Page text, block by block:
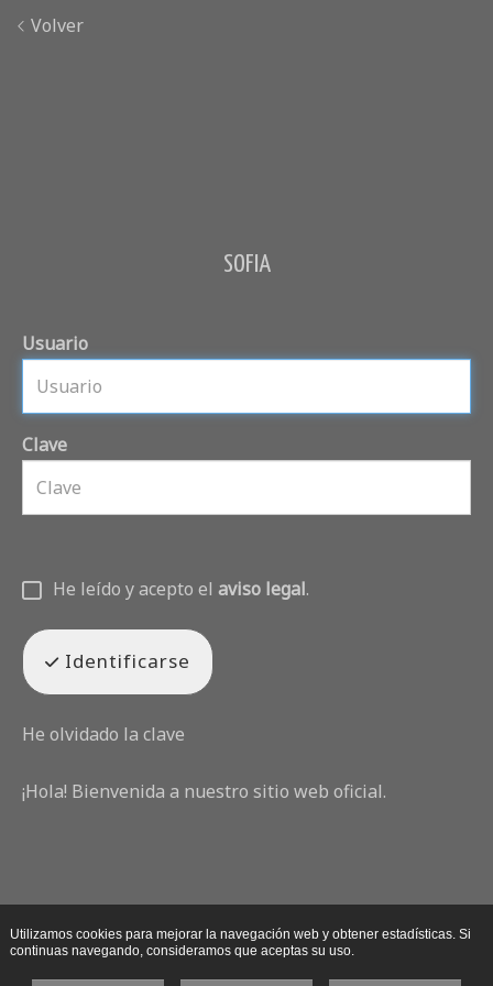
Volver
SOFIA
Usuario
Clave
He leído y acepto el aviso legal.
Identificarse
He olvidado la clave
¡Hola! Bienvenida a nuestro sitio web oficial.
Utilizamos cookies para mejorar la navegación web y obtener estadísticas. Si
continuas navegando, consideramos que aceptas su uso.